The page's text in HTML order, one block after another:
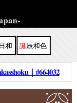
日和 誕辰和色
｜#664032